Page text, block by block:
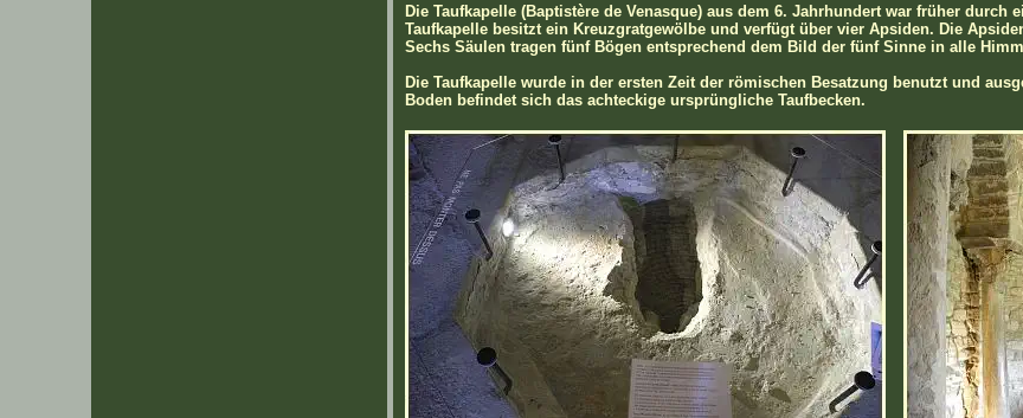
Die Taufkapelle (Baptistère de Venasque) aus dem 6. Jahrhundert war früher
Taufkapelle besitzt ein Kreuzgratgewölbe und verfügt über vier Apsiden. Die
Sechs Säulen tragen fünf Bögen entsprechend dem Bild der fünf Sinne in alle
Die Taufkapelle wurde in der ersten Zeit der römischen Besatzung benutzt und
Boden befindet sich das achteckige ursprüngliche Taufbecken.